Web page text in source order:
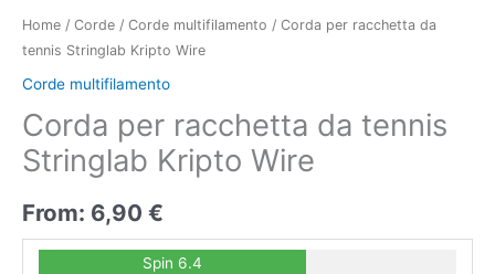
Home / Corde / Corde multifilamento / Corda per racchetta da
tennis Stringlab Kripto Wire
Corde multifilamento
Corda per racchetta da tennis
Stringlab Kripto Wire
From: 6,90 €
Spin 6.4
Wire
quantità